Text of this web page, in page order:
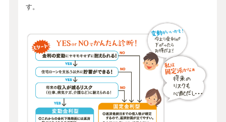
す。